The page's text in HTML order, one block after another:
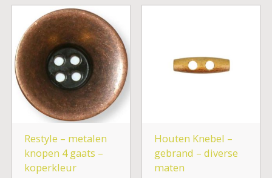
Restyle – metalen
knopen 4 gaats –
koperkleur
Prijsklasse:
€ 0,55
tot
€ 1,20
Houten Knebel –
gebrand – diverse
maten